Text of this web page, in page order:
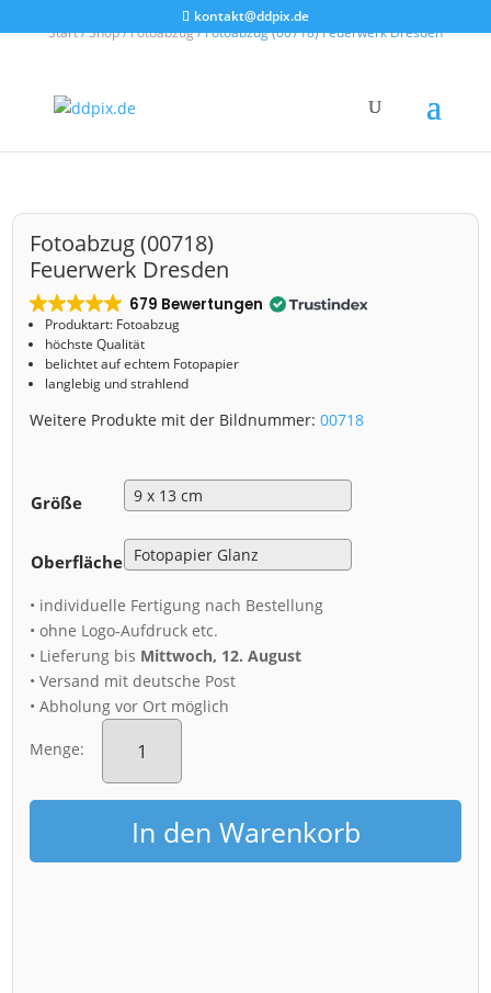
kontakt@ddpix.de
Start/Shop/Fotoabzug/ Fotoabzug (00718) Feuerwerk Dresden
Fotoabzug (00718)
Feuerwerk Dresden
679 Bewertungen
Produktart: Fotoabzug
höchste Qualität
belichtet auf echtem Fotopapier
langlebig und strahlend
Weitere Produkte mit der Bildnummer:00718
Größe
Oberfläche
• individuelle Fertigung nach Bestellung
• ohne Logo-Aufdruck etc.
• Lieferung bis Mittwoch, 12. August
• Versand mit deutsche Post
• Abholung vor Ort möglich
Menge:
Fotoabzug
(00718)
Dresden
Menge
In den Warenkorb